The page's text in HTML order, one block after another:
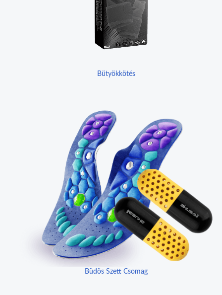
Bütyökkötés
Büdös Szett Csomag